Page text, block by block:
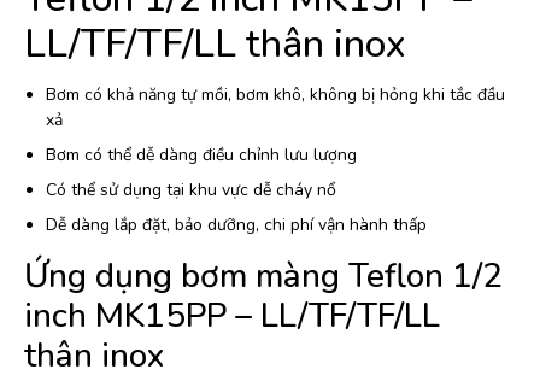
LL/TF/TF/LL thân inox
Bơm có khả năng tự mồi, bơm khô, không bị hỏng khi tắc đầu
xả
Bơm có thể dễ dàng điều chỉnh lưu lượng
Có thể sử dụng tại khu vực dễ cháy nổ
Dễ dàng lắp đặt, bảo dưỡng, chi phí vận hành thấp
Ứng dụng bơm màng Teflon 1/2
inch MK15PP – LL/TF/TF/LL
thân inox